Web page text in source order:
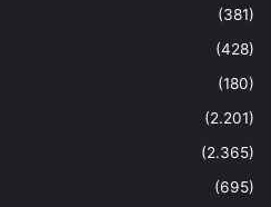
(381)
(428)
(180)
(2.201)
(2.365)
(695)